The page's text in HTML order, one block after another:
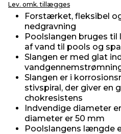
& ukrudt
Lev. omk. tillægges
Forstærket, fleksibel
nedgravning
Poolslangen bruges
af vand til pools og
Slangen er med glat
Slangen er i
stivspiral, der giver en
chokresistens
Indvendige diameter
diameter er 50 mm
Poolslangens længde